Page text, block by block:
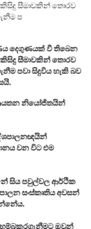
සීමාවකින් තොරව
ප
දෙගුණයක් වී තිබෙන
සීමාවකින් තොරව
පවා සිදුවිය හැකි බව
ආයතන නියෝජිතයින්
වන විට එම
සිය පවුල්වල ආර්ථික
සංස්කෘතිය අවසන්
ඔවුන්